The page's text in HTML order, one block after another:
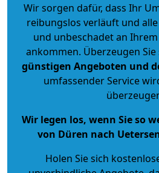
Wir sorgen dafür, dass Ihr
reibungslos verläuft und
und unbeschadet an
ankommen. Überzeugen
günstigen Angeboten und
umfassender Service
Wir legen los, wenn Sie so
von Düren nach
Holen Sie sich